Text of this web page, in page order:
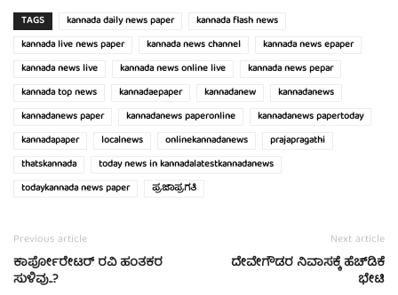
TAGS kannada daily news paper
kannada flash news
kannada live news paper
kannada news channel
kannada news epaper
kannada news live
kannada news online live
kannada news pepar
kannada top news
kannadaepaper kannadanew
kannadanews
kannadanews paper
kannadanews paperonline
kannadanews papertoday
kannadapaper
localnews onlinekannadanews
prajapragathi
thatskannada
today news in kannadalatestkannadanews
todaykannada news paper
ಪ್ರಜಾಪ್ರಗತಿ
Previous article
ಕಾರ್ಪೋರೇಟರ್ ರವಿ ಹಂತಕರ
ಸುಳಿವು..?
Next article
ದೇವೇಗೌಡರ ನಿವಾಸಕ್ಕೆ ಹೆಚ್‍ಡಿಕೆ
ಭೇಟಿ